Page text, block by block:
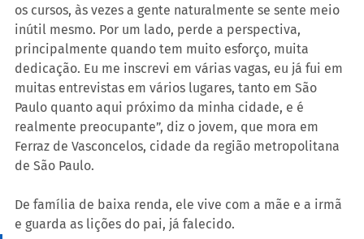
os cursos, às vezes a gente naturalmente se sente meio
inútil mesmo. Por um lado, perde a perspectiva,
principalmente quando tem muito esforço, muita
dedicação. Eu me inscrevi em várias vagas, eu já fui em
muitas entrevistas em vários lugares, tanto em São
Paulo quanto aqui próximo da minha cidade, e é
realmente preocupante”, diz o jovem, que mora em
Ferraz de Vasconcelos, cidade da região metropolitana
de São Paulo.
De família de baixa renda, ele vive com a mãe e a irmã
e guarda as lições do pai, já falecido.